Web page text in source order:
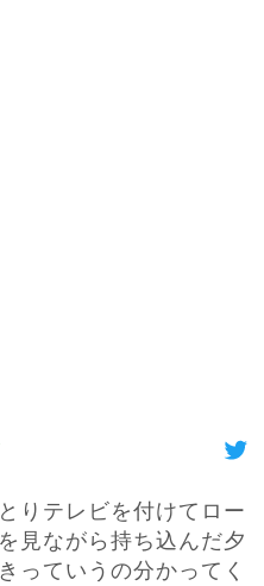
りテレビを付けてロー
見ながら持ち込んだ夕
っていうの分かってく